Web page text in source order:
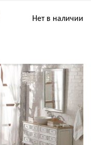
Нет в наличии